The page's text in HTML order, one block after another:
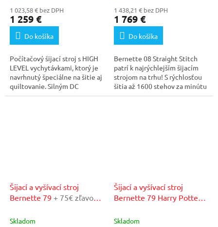
produktu
je
5,0
hviezdičiek.
1 023,58 € bez DPH
1 259 €
Do košíka
Počítačový šijací stroj s HIGH
LEVEL vychytávkami, ktorý je
navrhnutý špeciálne na šitie aj
quiltovanie. Silným DC
motorom...
produktu
je
5,0
hviezdičiek.
1 438,21 € bez DPH
1 769 €
Do košíka
Bernette 08 Straight Stitch
patrí k najrýchlejším šijacím
strojom na trhu! S rýchlosťou
šitia až 1600 stehov za minútu
a...
Šijací a vyšívací stroj
Bernette 79 + 75€ zľavový
autorizovanom servise
Skladom
Šijací a vyšívací stroj
Bernette 79 Harry Potter
našom autorizovanom
Skladom